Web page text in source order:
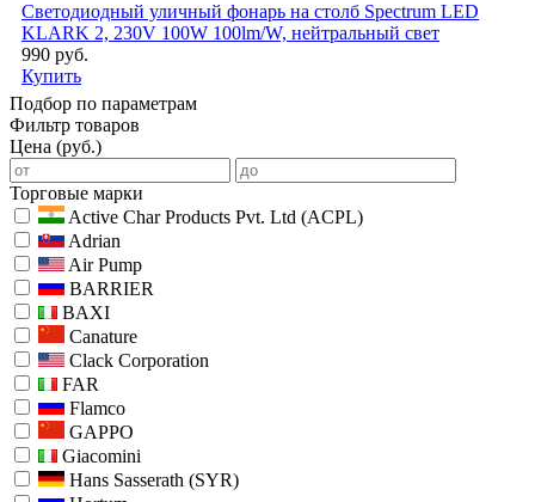
Светодиодный уличный фонарь на столб Spectrum LED
KLARK 2, 230V 100W 100lm/W, нейтральный свет
990 руб.
Купить
Подбор по параметрам
Фильтр товаров
Цена (руб.)
Торговые марки
Active Char Products Pvt. Ltd (ACPL)
Adrian
Air Pump
BARRIER
BAXI
Canature
Clack Corporation
FAR
Flamco
GAPPO
Giacomini
Hans Sasserath (SYR)